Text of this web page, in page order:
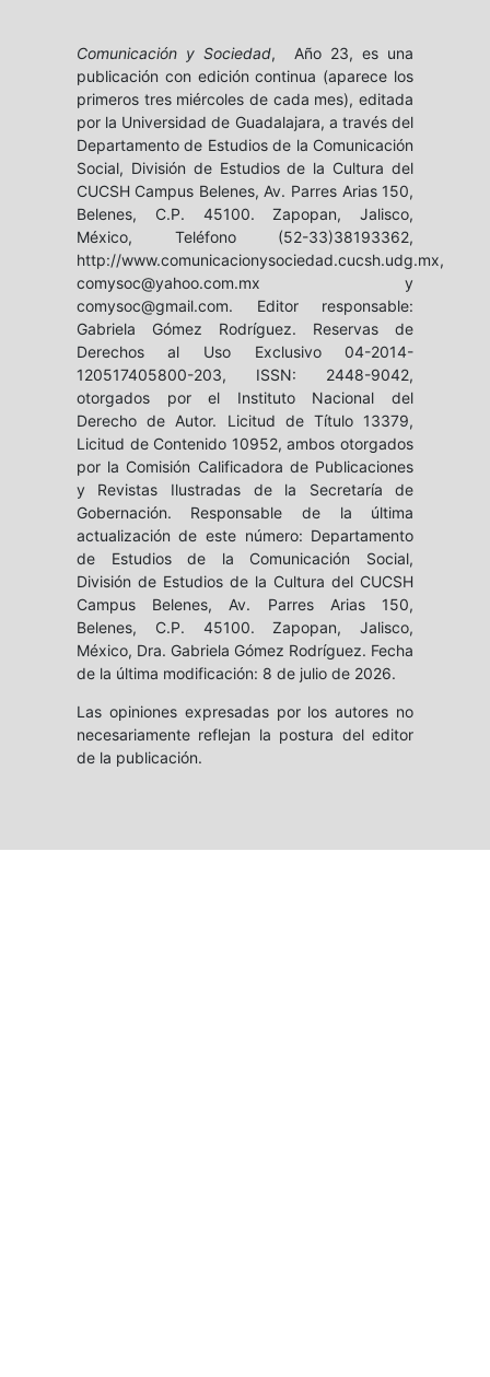
Comunicación y Sociedad, Año 23, es una
publicación con edición continua (aparece los
primeros tres miércoles de cada mes), editada
por la Universidad de Guadalajara, a través del
Departamento de Estudios de la Comunicación
Social, División de Estudios de la Cultura del
CUCSH Campus Belenes, Av. Parres Arias 150,
Belenes, C.P. 45100. Zapopan, Jalisco,
México, Teléfono (52-33)38193362,
http://www.comunicacionysociedad.cucsh.udg.mx,
comysoc@yahoo.com.mx y
comysoc@gmail.com. Editor responsable:
Gabriela Gómez Rodríguez. Reservas de
Derechos al Uso Exclusivo 04-2014-
120517405800-203, ISSN: 2448-9042,
otorgados por el Instituto Nacional del
Derecho de Autor. Licitud de Título 13379,
Licitud de Contenido 10952, ambos otorgados
por la Comisión Calificadora de Publicaciones
y Revistas Ilustradas de la Secretaría de
Gobernación. Responsable de la última
actualización de este número: Departamento
de Estudios de la Comunicación Social,
División de Estudios de la Cultura del CUCSH
Campus Belenes, Av. Parres Arias 150,
Belenes, C.P. 45100. Zapopan, Jalisco,
México, Dra. Gabriela Gómez Rodríguez. Fecha
de la última modificación: 8 de julio de 2026.
Las opiniones expresadas por los autores no
necesariamente reflejan la postura del editor
de la publicación.